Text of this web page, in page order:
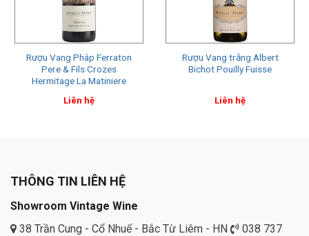
Rượu Vang Pháp Ferraton
Pere & Fils Crozes
Hermitage La Matiniere
Liên hệ
Rượu Vang trắng Albert
Bichot Pouilly Fuisse
Liên hệ
THÔNG TIN LIÊN HỆ
Showroom Vintage Wine
38 Trần Cung - Cổ Nhuế - Bắc Từ Liêm - HN
038 737